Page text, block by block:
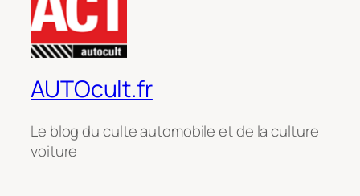
AUTOcult.fr
Le blog du culte automobile et de la culture
voiture